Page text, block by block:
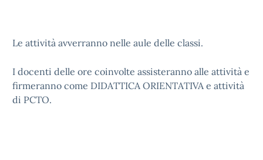
Le attività avverranno nelle aule delle classi.
I docenti delle ore coinvolte assisteranno alle attività e
firmeranno come DIDATTICA ORIENTATIVA e attività
di PCTO.